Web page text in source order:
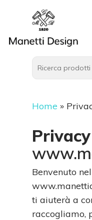
Home »
Benvenuto
ti aiuterà a
raccogliamo,